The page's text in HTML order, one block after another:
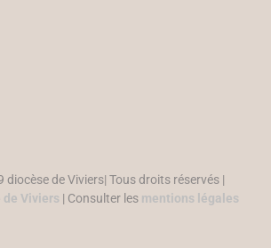
diocèse de Viviers| Tous droits réservés |
de Viviers | Consulter les mentions légales